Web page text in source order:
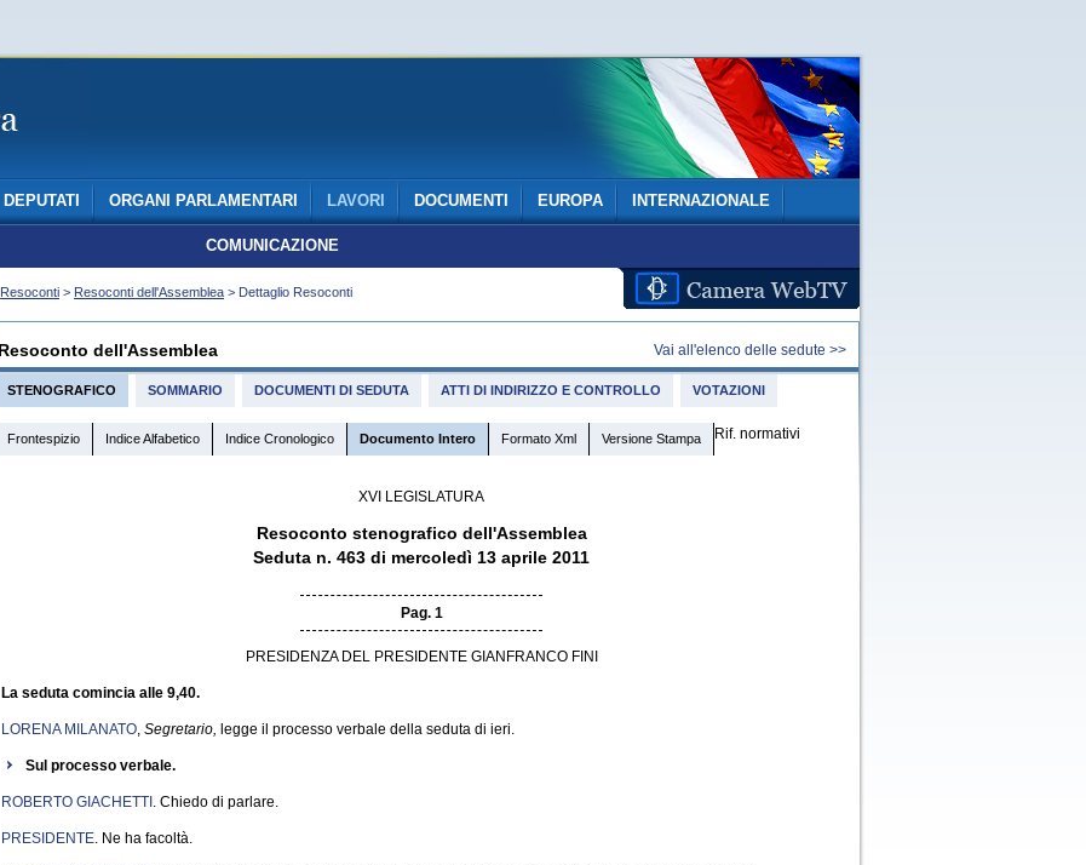
DEPUTATI ORGANI PARLAMENTARI LAVORI DOCUMENTI EUROPA INTERNAZIONALE
COMUNICAZIONE
Resoconti > Resoconti dell'Assemblea > Dettaglio Resoconti
Resoconto dell'Assemblea Vai all'elenco delle sedute >>
STENOGRAFICO SOMMARIO DOCUMENTI DI SEDUTA ATTI DI INDIRIZZO E CONTROLLO VOTAZIONI
Frontespizio Indice Alfabetico Indice Cronologico Documento Intero Formato Xml Versione Stampa Rif. normativi
XVI LEGISLATURA
Resoconto stenografico dell'Assemblea
Seduta n. 463 di mercoledì 13 aprile 2011
Pag. 1
PRESIDENZA DEL PRESIDENTE GIANFRANCO FINI
La seduta comincia alle 9,40.
LORENA MILANATO, Segretario, legge il processo verbale della seduta di ieri.
Sul processo verbale.
ROBERTO GIACHETTI . Chiedo di parlare.
PRESIDENTE. Ne ha facoltà.